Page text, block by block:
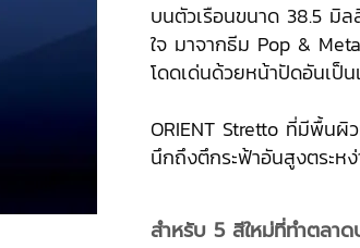
บนตัวเรือนขนาด 38.5 มิ
ใจ มาจากธีม Pop &
โดดเด่นด้วยหน้าปัดอันเป็
ORIENT Stretto ที่มีพื้นผิ
นึกถึงตึกระฟ้าอันสูงตระห
สำหรับ 5 สีใหม่ที่ทำตลา